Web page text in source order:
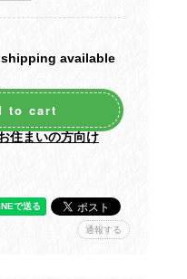
available
to cart
住まいの方向け
通報する